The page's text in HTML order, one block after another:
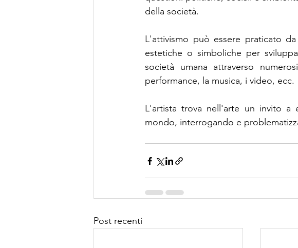
della società.
L'attivismo può essere praticato
estetiche o simboliche per
società umana attraverso
performance, la musica, i video, ecc.
L'artista trova nell'arte un invito
mondo, interrogando e
Post recenti